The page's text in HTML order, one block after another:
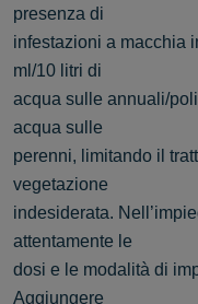
presenza di
infestazioni a macchia
ml/10 litri di
acqua sulle annuali/
acqua sulle
perenni, limitando il
vegetazione
indesiderata.
attentamente le
dosi e le modalità di
Aggiungere